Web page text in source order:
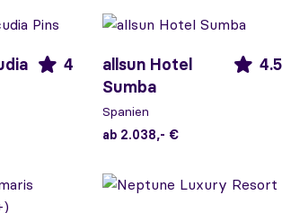
4
allsun Hotel
Sumba
4.5
Spanien
ab 2.038,- €